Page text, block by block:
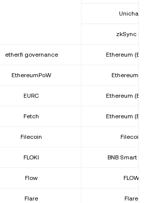
Unichain
zkSync Era
ether.fi governance Ethereum
EthereumPoW
EURC Ethereum
Fetch Ethereum
Filecoin Filecoin
FLOKI BNB Smart
Flow FLOW
Flare Flare